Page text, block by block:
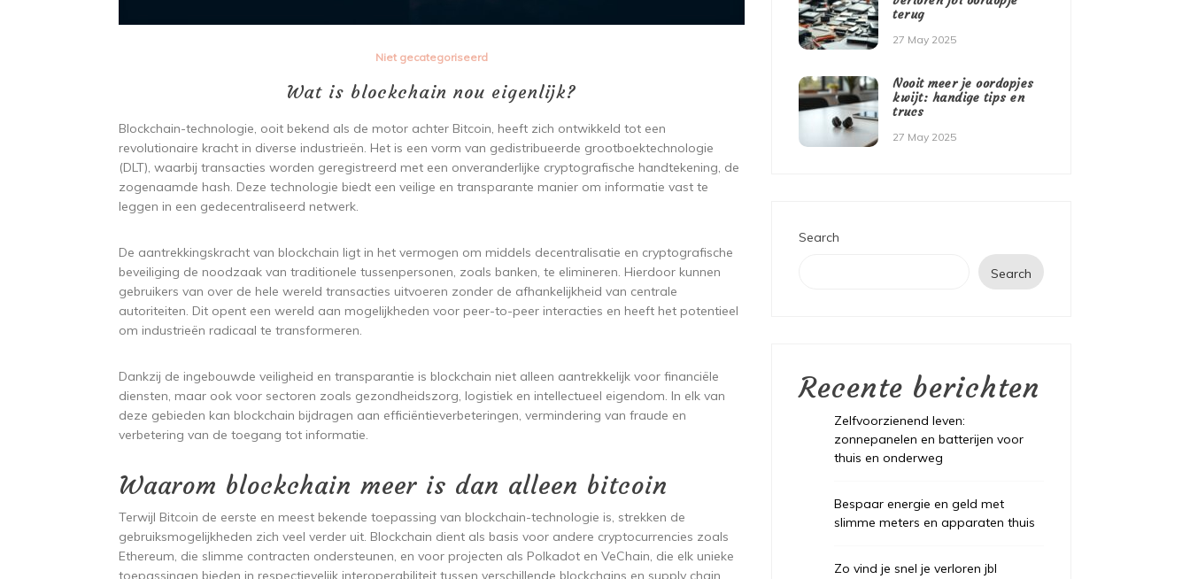
Niet gecategoriseerd
Wat is blockchain nou eigenlijk?
Blockchain-technologie, ooit bekend als de motor achter Bitcoin, heeft zich ontwikkeld tot een
revolutionaire kracht in diverse industrieën. Het is een vorm van gedistribueerde grootboektechnologie
(DLT), waarbij transacties worden geregistreerd met een onveranderlijke cryptografische handtekening, de
zogenaamde hash. Deze technologie biedt een veilige en transparante manier om informatie vast te
leggen in een gedecentraliseerd netwerk.
De aantrekkingskracht van blockchain ligt in het vermogen om middels decentralisatie en cryptografische
beveiliging de noodzaak van traditionele tussenpersonen, zoals banken, te elimineren. Hierdoor kunnen
gebruikers van over de hele wereld transacties uitvoeren zonder de afhankelijkheid van centrale
autoriteiten. Dit opent een wereld aan mogelijkheden voor peer-to-peer interacties en heeft het potentieel
om industrieën radicaal te transformeren.
Dankzij de ingebouwde veiligheid en transparantie is blockchain niet alleen aantrekkelijk voor financiële
diensten, maar ook voor sectoren zoals gezondheidszorg, logistiek en intellectueel eigendom. In elk van
deze gebieden kan blockchain bijdragen aan efficiëntieverbeteringen, vermindering van fraude en
verbetering van de toegang tot informatie.
Waarom blockchain meer is dan alleen bitcoin
Terwijl Bitcoin de eerste en meest bekende toepassing van blockchain-technologie is, strekken de
gebruiksmogelijkheden zich veel verder uit. Blockchain dient als basis voor andere cryptocurrencies zoals
Ethereum, die slimme contracten ondersteunen, en voor projecten als Polkadot en VeChain, die elk unieke
toepassingen bieden in respectievelijk interoperabiliteit tussen verschillende blockchains en supply chain
terug
27 May 2025
Nooit meer je oordopjes
kwijt: handige tips en
trucs
27 May 2025
Search
Search
Recente berichten
Zelfvoorzienend leven:
zonnepanelen en batterijen voor
thuis en onderweg
Bespaar energie en geld met
slimme meters en apparaten thuis
Zo vind je snel je verloren jbl